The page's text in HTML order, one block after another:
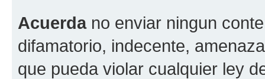
Acuerdano enviar ningun
difamatorio, indecente,
que pueda violar cualquier ley